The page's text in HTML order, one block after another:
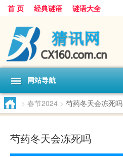
首 页 经典谜语 谜语大全
网站导航
> 春节2024 > 芍药冬天会冻死吗
芍药冬天会冻死吗